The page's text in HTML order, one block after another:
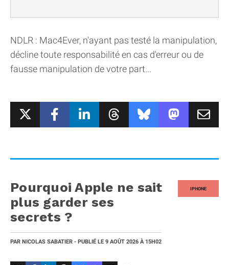
NDLR : Mac4Ever, n'ayant pas testé la manipulation,
décline toute responsabilité en cas d'erreur ou de
fausse manipulation de votre part...
IPHONE
Pourquoi Apple ne sait
plus garder ses
secrets ?
PAR NICOLAS SABATIER - PUBLIÉ LE 9 AOÛT 2026 À 15H02